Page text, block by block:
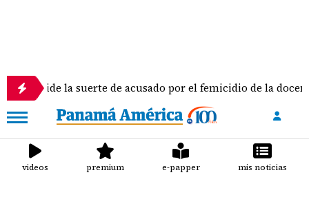
suerte de acusado por el femicidio de la docente Doris
videos premium e-papper mis noticias